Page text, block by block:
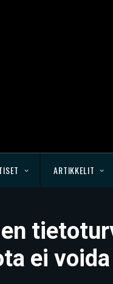
ARTIKKELIT
ei